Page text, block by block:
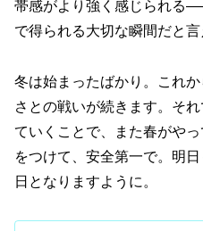
帯感がより強く感じられる
で得られる大切な瞬間だと言
冬は始まったばかり。これ
さとの戦いが続きます。そ
ていくことで、また春がや
をつけて、安全第一で。明
日となりますように。